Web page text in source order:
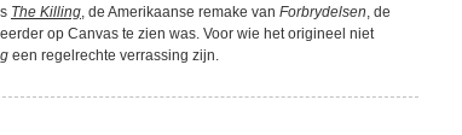
The Killing, de Amerikaanse remake van Forbrydelsen, de
op Canvas te zien was. Voor wie het origineel niet
een regelrechte verrassing zijn.